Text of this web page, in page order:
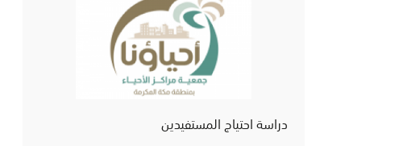
دراسة احتياج المستفيدين